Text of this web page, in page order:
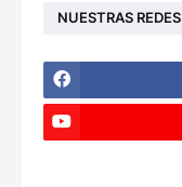
NUESTRAS REDES